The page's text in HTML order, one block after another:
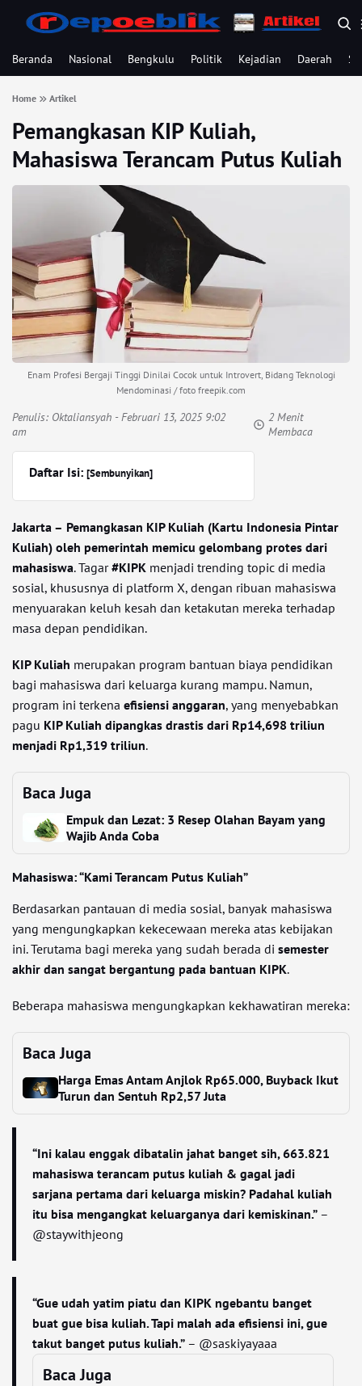
Beranda Nasional Bengkulu Politik Kejadian Daerah
Home Artikel
Pemangkasan KIP Kuliah,
Mahasiswa Terancam Putus Kuliah
Enam Profesi Bergaji Tinggi Dinilai Cocok untuk Introvert, Bidang Teknologi
Mendominasi / foto freepik.com
Penulis: Oktaliansyah - Februari 13, 2025 9:02
am
2 Menit
Membaca
Daftar Isi: [Sembunyikan]
Jakarta – Pemangkasan KIP Kuliah (Kartu Indonesia Pintar
Kuliah) oleh pemerintah memicu gelombang protes dari
mahasiswa. Tagar#KIPK menjadi trending topic di media
sosial, khususnya di platform X, dengan ribuan mahasiswa
menyuarakan keluh kesah dan ketakutan mereka terhadap
masa depan pendidikan.
KIP Kuliah merupakan program bantuan biaya pendidikan
bagi mahasiswa dari keluarga kurang mampu. Namun,
program ini terkena efisiensi anggaran, yang menyebabkan
pagu KIP Kuliah dipangkas drastis dari Rp14,698 triliun
menjadi Rp1,319 triliun.
Baca Juga
Empuk dan Lezat: 3 Resep Olahan Bayam yang
Wajib Anda Coba
Mahasiswa: “Kami Terancam Putus Kuliah”
Berdasarkan pantauan di media sosial, banyak mahasiswa
yang mengungkapkan kekecewaan mereka atas kebijakan
ini. Terutama bagi mereka yang sudah berada di semester
akhir dan sangat bergantung pada bantuan KIPK.
Beberapa mahasiswa mengungkapkan kekhawatiran mereka:
Baca Juga
Harga Emas Antam Anjlok Rp65.000, Buyback Ikut
Turun dan Sentuh Rp2,57 Juta
“Ini kalau enggak dibatalin jahat banget sih, 663.821
mahasiswa terancam putus kuliah & gagal jadi
sarjana pertama dari keluarga miskin? Padahal kuliah
itu bisa mengangkat keluarganya dari kemiskinan.” –
@staywithjeong
“Gue udah yatim piatu dan KIPK ngebantu banget
buat gue bisa kuliah. Tapi malah ada efisiensi ini, gue
takut banget putus kuliah.” – @saskiyayaaa
Baca Juga